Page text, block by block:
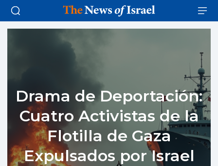
Drama de Deportación:
Cuatro Activistas de la
Flotilla de Gaza
Expulsados por Israel